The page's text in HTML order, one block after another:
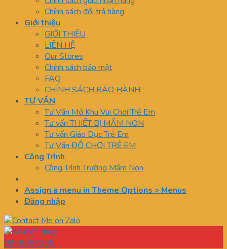
Chính sách đổi trả hàng
Giới thiệu
GIỚI THIỆU
LIÊN HỆ
Our Stores
Chính sách bảo mật
FAQ
CHÍNH SÁCH BẢO HÀNH
TƯ VẤN
Tư Vấn Mở Khu Vui Chơi Trẻ Em
Tư vấn THIẾT BỊ MẦM NON
Tư vấn Giáo Dục Trẻ Em
Tư Vấn ĐỒ CHƠI TRẺ EM
Công Trình
Công Trình Trường Mầm Non
Assign a menu in Theme Options > Menus
Đăng nhập
0868997369